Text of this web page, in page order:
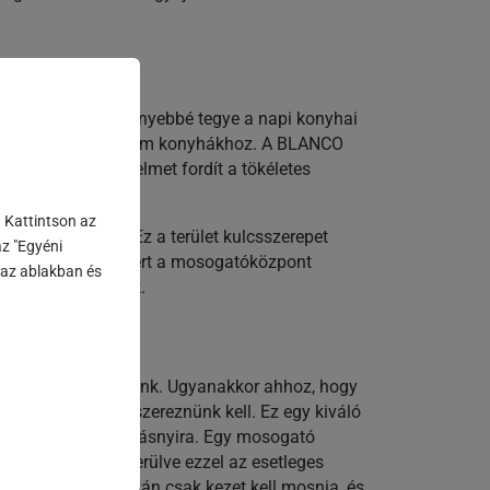
Kattintson az
"Egyéni
ablakban és
hogy könnyebbé tegye a napi konyhai
a prémium konyhákhoz. A BLANCO
különös figyelmet fordít a tökéletes
át töltjük itt. Ez a terület kulcsszerepet
Éppen ezért a mosogatóközpont
tehetjük.
juthatunk. Ugyanakkor ahhoz, hogy
teret is rendszereznünk kell. Ez egy kiváló
mégis karnyújtásnyira. Egy mosogató
a konyhán, elkerülve ezzel az esetleges